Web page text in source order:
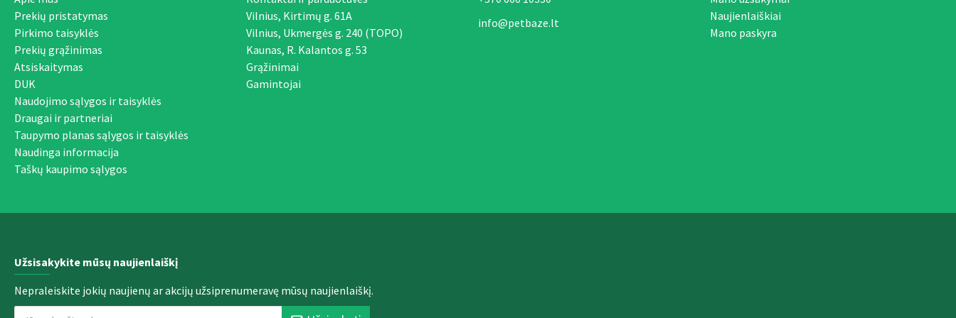
Prekių pristatymas
Pirkimo taisyklės
Prekių grąžinimas
Atsiskaitymas
DUK
Naudojimo sąlygos ir taisyklės
Draugai ir partneriai
Taupymo planas sąlygos ir taisyklės
Naudinga informacija
Taškų kaupimo sąlygos
Vilnius, Kirtimų g. 61A
Vilnius, Ukmergės g. 240 (TOPO)
Kaunas, R. Kalantos g. 53
Grąžinimai
Gamintojai
info@petbaze.lt
Naujienlaiškiai
Mano paskyra
Užsisakykite mūsų naujienlaiškį
Nepraleiskite jokių naujienų ar akcijų užsiprenumeravę mūsų naujienlaiškį.